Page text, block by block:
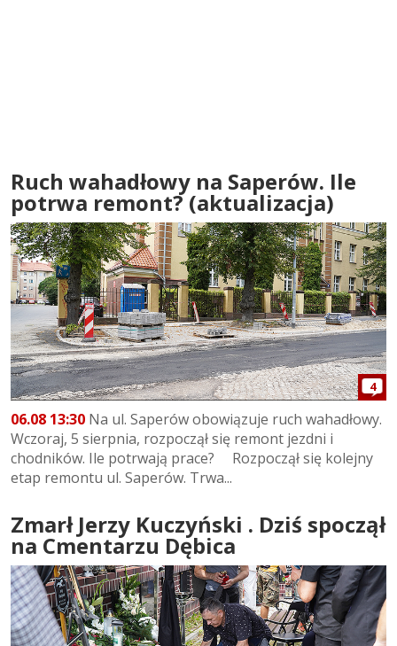
Ruch wahadłowy na Saperów. Ile
potrwa remont? (aktualizacja)
4
06.08 13:30 Na ul. Saperów obowiązuje ruch wahadłowy.
Wczoraj, 5 sierpnia, rozpoczął się remont jezdni i
chodników. Ile potrwają prace? Rozpoczął się kolejny
etap remontu ul. Saperów. Trwa...
Zmarł Jerzy Kuczyński . Dziś spoczął
na Cmentarzu Dębica